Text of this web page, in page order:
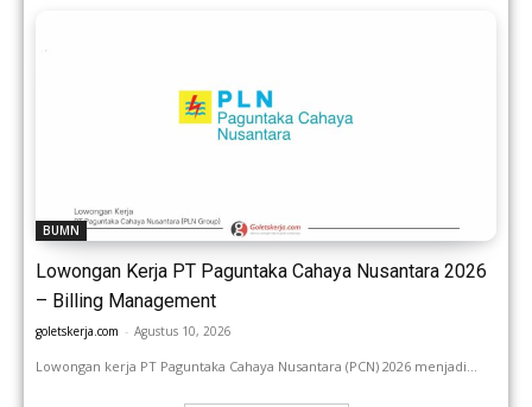
BUMN
Lowongan Kerja PT Paguntaka Cahaya Nusantara 2026
– Billing Management
goletskerja.com - Agustus 10, 2026
Lowongan kerja PT Paguntaka Cahaya Nusantara (PCN) 2026 menjadi...